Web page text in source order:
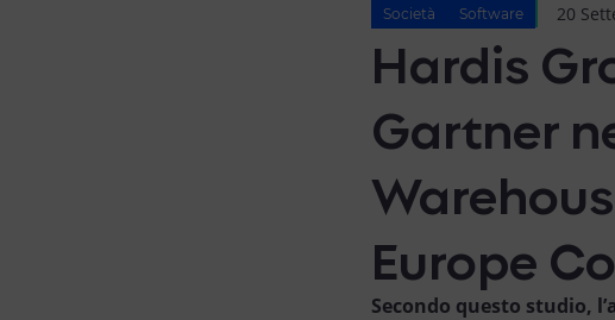
Società Software 20
Hardis
Gartner
Europe
Secondo questo studio,